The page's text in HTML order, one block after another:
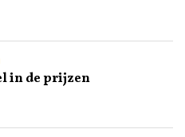
in de prijzen